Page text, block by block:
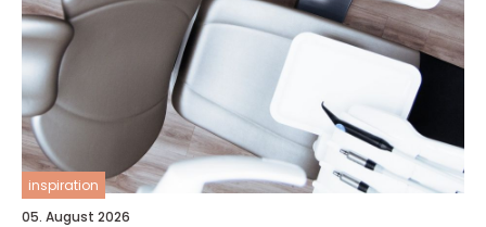
inspiration
05. August 2026